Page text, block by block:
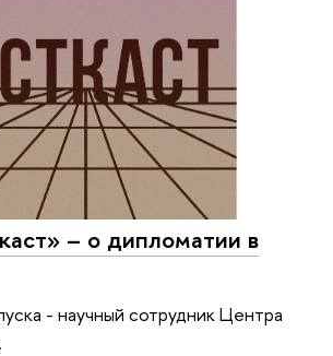
– о дипломатии в
- научный сотрудник Центра